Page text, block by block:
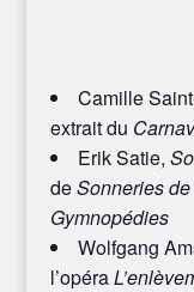
Camille
extrait du
Erik Satie,
deSonneries
Gymnopédies
Wolfgang
l’opéra